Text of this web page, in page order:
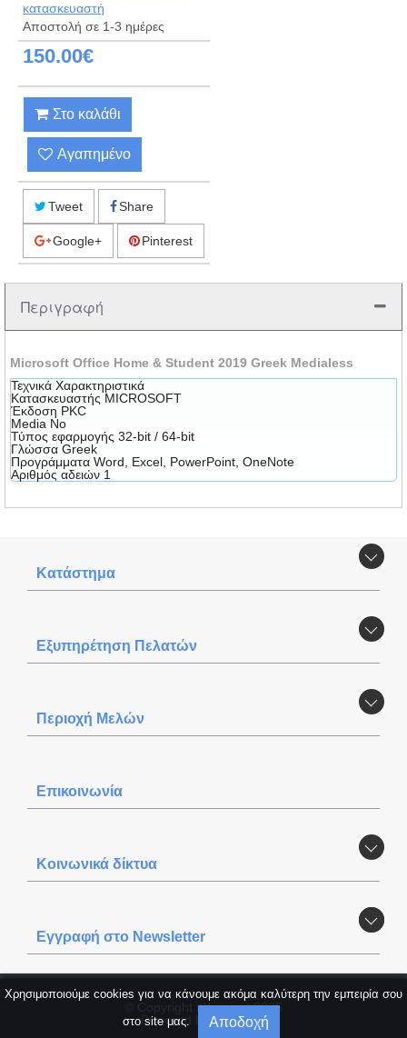
Χρησιμοποιούμε cookies για να κάνουμε ακόμα καλύτερη την εμπειρία σου
στο site μας. Αποδοχή
κατασκευαστή
Αποστολή σε 1-3 ημέρες
150.00€
Στο καλάθι
Αγαπημένο
Tweet Share
Google+ Pinterest
Περιγραφή
Microsoft Office Home & Student 2019 Greek Medialess
Τεχνικά Χαρακτηριστικά
Κατασκευαστής MICROSOFT
Έκδοση PKC
Media No
Τύπος εφαρμογής 32-bit / 64-bit
Γλώσσα Greek
Προγράμματα Word, Excel, PowerPoint, OneNote
Αριθμός αδειών 1
Κατάστημα
Εξυπηρέτηση Πελατών
Περιοχή Mελών
Επικοινωνία
Κοινωνικά δίκτυα
Εγγραφή στο Newsletter
© Copyright itXproject 2025
Powered byitXproject